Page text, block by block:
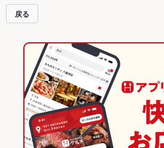
店の最新情報をご紹介しているので安心！24時
が使えるお店も拡大中です。友達どうしの飲み
トやパーティーにもお得に便利にホットペッパ
戻る